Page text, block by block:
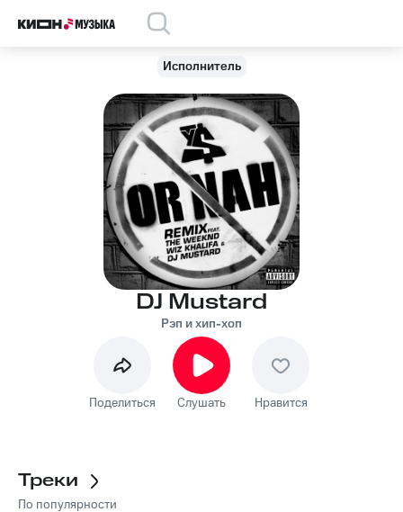
Исполнитель
DJ Mustard
Рэп и хип-хоп
Поделиться Слушать Нравится
Треки
По популярности